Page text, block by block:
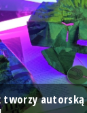
tworzy